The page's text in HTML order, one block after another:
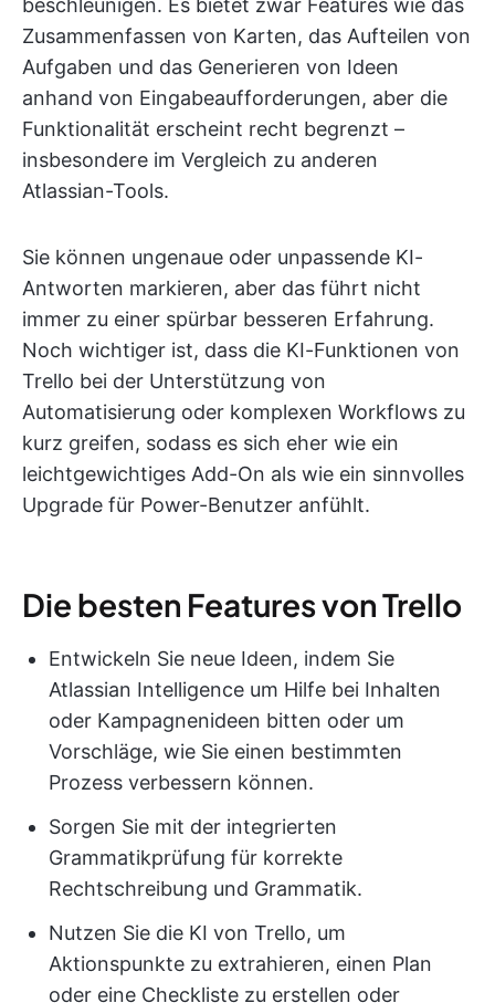
beschleunigen. Es bietet zwar Features wie das
Zusammenfassen von Karten, das Aufteilen von
Aufgaben und das Generieren von Ideen
anhand von Eingabeaufforderungen, aber die
Funktionalität erscheint recht begrenzt –
insbesondere im Vergleich zu anderen
Atlassian-Tools.
Sie können ungenaue oder unpassende KI-
Antworten markieren, aber das führt nicht
immer zu einer spürbar besseren Erfahrung.
Noch wichtiger ist, dass die KI-Funktionen von
Trello bei der Unterstützung von
Automatisierung oder komplexen Workflows zu
kurz greifen, sodass es sich eher wie ein
leichtgewichtiges Add-On als wie ein sinnvolles
Upgrade für Power-Benutzer anfühlt.
Die besten Features von Trello
Entwickeln Sie neue Ideen, indem Sie
Atlassian Intelligence um Hilfe bei Inhalten
oder Kampagnenideen bitten oder um
Vorschläge, wie Sie einen bestimmten
Prozess verbessern können.
Sorgen Sie mit der integrierten
Grammatikprüfung für korrekte
Rechtschreibung und Grammatik.
Nutzen Sie die KI von Trello, um
Aktionspunkte zu extrahieren, einen Plan
oder eine Checkliste zu erstellen oder